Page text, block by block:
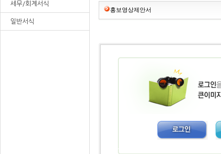
세무/회계서식
일반서식
홍보영상제안서